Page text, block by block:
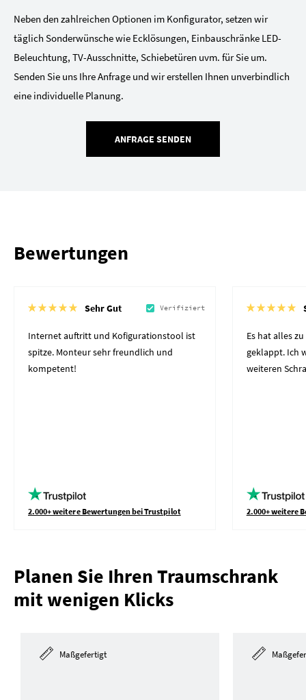
Neben den zahlreichen Optionen im Konfigurator, setzen wir
täglich Sonderwünsche wie Ecklösungen, Einbauschränke LED-
Beleuchtung, TV-Ausschnitte, Schiebetüren uvm. für Sie um.
Senden Sie uns Ihre Anfrage und wir erstellen Ihnen unverbindlich
eine individuelle Planung.
ANFRAGE SENDEN
Bewertungen
Sehr Gut Verifiziert
Internet auftritt und Kofigurationstool ist
spitze. Monteur sehr freundlich und
kompetent!
2.000+ weitere Bewertungen bei Trustpilot
Es hat alles
geklappt. Ich
weiteren
2.000+ weitere
Planen Sie Ihren Traumschrank
mit wenigen Klicks
Maßgefertigt